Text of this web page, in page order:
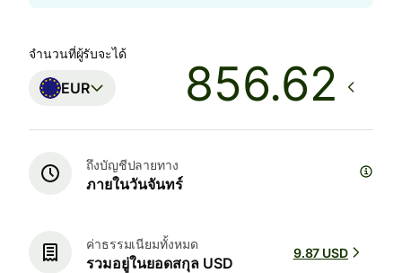
จำนวนที่ผู้รับจะได้
EUR
ถึงบัญชีปลายทาง
ภายในวันจันทร์
ค่าธรรมเนียมทั้งหมด
รวมอยู่ในยอดสกุล USD
9.87 USD